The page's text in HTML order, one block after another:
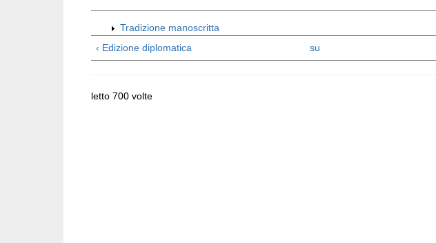
Tradizione manoscritta
‹ Edizione diplomatica
su
letto 700 volte